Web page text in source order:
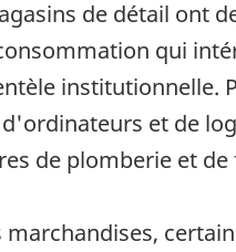
de détail ont
qui
institutionnelle.
et de
de plomberie et
marchandises,